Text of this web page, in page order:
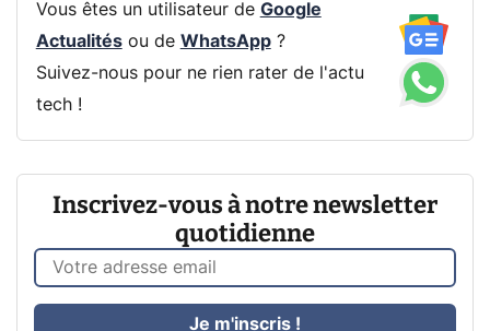
Vous êtes un utilisateur de Google
Actualitésou de WhatsApp?
Suivez-nous pour ne rien rater de l'actu
tech !
Inscrivez-vous à notre newsletter
quotidienne
Je m'inscris !